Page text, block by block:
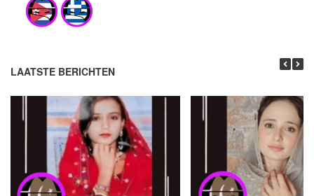
LAATSTE BERICHTEN